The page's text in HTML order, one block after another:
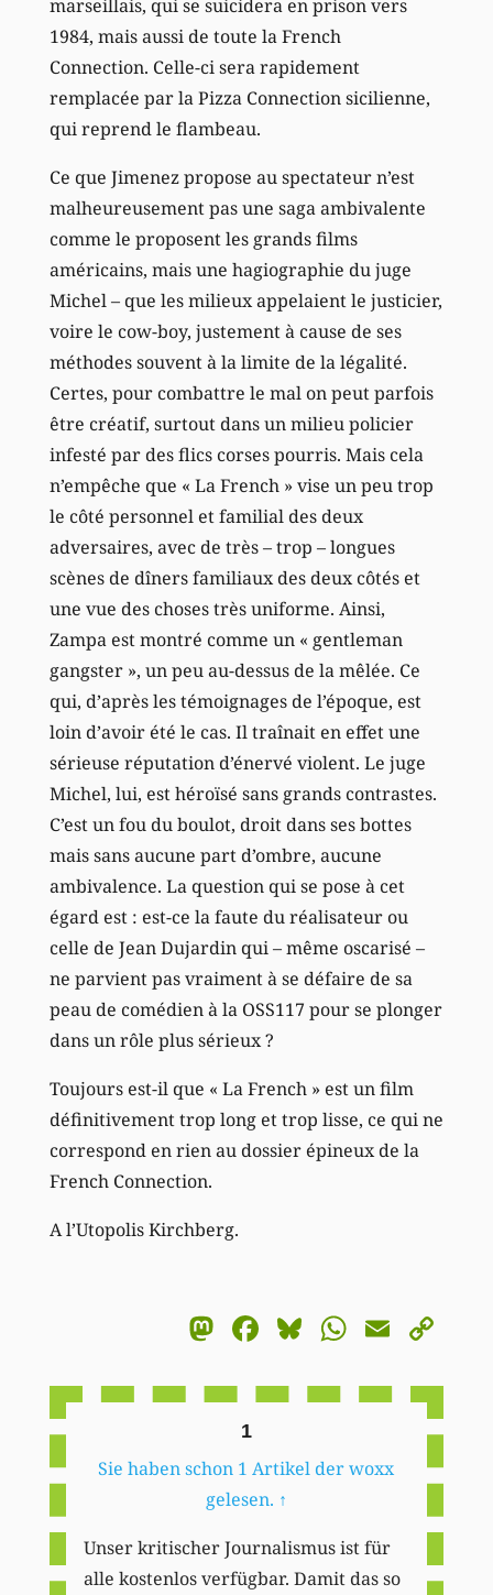
marseillais, qui se suicidera en prison vers
1984, mais aussi de toute la French
Connection. Celle-ci sera rapidement
remplacée par la Pizza Connection sicilienne,
qui reprend le flambeau.
Ce que Jimenez propose au spectateur n’est
malheureusement pas une saga ambivalente
comme le proposent les grands films
américains, mais une hagiographie du juge
Michel – que les milieux appelaient le justicier,
voire le cow-boy, justement à cause de ses
méthodes souvent à la limite de la légalité.
Certes, pour combattre le mal on peut parfois
être créatif, surtout dans un milieu policier
infesté par des flics corses pourris. Mais cela
n’empêche que « La French » vise un peu trop
le côté personnel et familial des deux
adversaires, avec de très – trop – longues
scènes de dîners familiaux des deux côtés et
une vue des choses très uniforme. Ainsi,
Zampa est montré comme un « gentleman
gangster », un peu au-dessus de la mêlée. Ce
qui, d’après les témoignages de l’époque, est
loin d’avoir été le cas. Il traînait en effet une
sérieuse réputation d’énervé violent. Le juge
Michel, lui, est héroïsé sans grands contrastes.
C’est un fou du boulot, droit dans ses bottes
mais sans aucune part d’ombre, aucune
ambivalence. La question qui se pose à cet
égard est : est-ce la faute du réalisateur ou
celle de Jean Dujardin qui – même oscarisé –
ne parvient pas vraiment à se défaire de sa
peau de comédien à la OSS117 pour se plonger
dans un rôle plus sérieux ?
Toujours est-il que « La French » est un film
définitivement trop long et trop lisse, ce qui ne
correspond en rien au dossier épineux de la
French Connection.
A l’Utopolis Kirchberg.
Mastodon
Facebook
BlueskyEmail
1
Sie haben schon 1 Artikel der woxx
gelesen. ↑
Unser kritischer Journalismus ist für
alle kostenlos verfügbar. Damit das so